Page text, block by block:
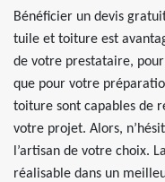
Bénéficier un devis
tuile et toiture est
de votre prestataire,
que pour votre
toiture sont capables de
votre projet. Alors,
l’artisan de votre choix.
réalisable dans un